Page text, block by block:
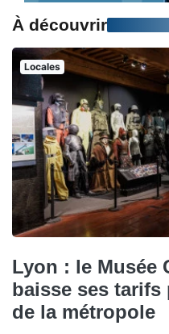
À découvrir
Locales
Lyon : le Musée
baisse ses
de la métropole